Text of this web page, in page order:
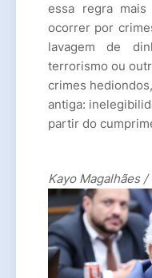
essa regra mais
ocorrer por
lavagem de
terrorismo ou
crimes hediondos
antiga:
partir do
Kayo Magalhães